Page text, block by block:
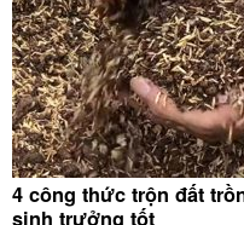
4 công thức trộn đất
sinh trưởng tốt